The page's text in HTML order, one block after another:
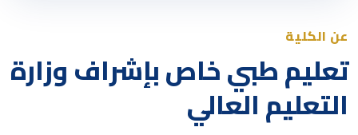
عن الكلية
تعليم طبي خاص بإشراف وزارة
التعليم العالي